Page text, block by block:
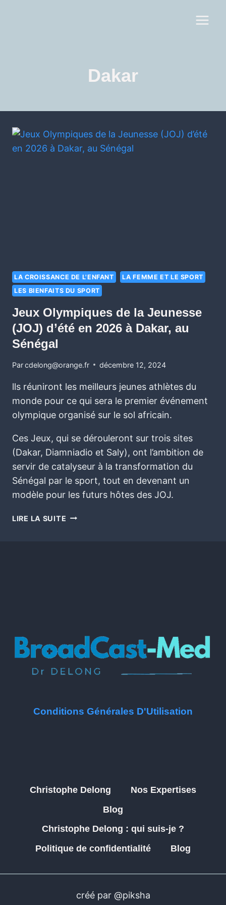
Dakar
LA CROISSANCE DE L'ENFANT
LA FEMME ET LE SPORT
LES BIENFAITS DU SPORT
Jeux Olympiques de la Jeunesse
(JOJ) d’été en 2026 à Dakar, au
Sénégal
Parcdelong@orange.fr décembre 12, 2024
lls réuniront les meilleurs jeunes athlètes du
monde pour ce qui sera le premier événement
olympique organisé sur le sol africain.
Ces Jeux, qui se dérouleront sur trois sites
(Dakar, Diamniadio et Saly), ont l’ambition de
servir de catalyseur à la transformation du
Sénégal par le sport, tout en devenant un
modèle pour les futurs hôtes des JOJ.
LIRE LA SUITE
Conditions Générales D'Utilisation
Christophe Delong
Nos Expertises
Blog
Christophe Delong : qui suis-je ?
Politique de confidentialité
Blog
créé par @piksha